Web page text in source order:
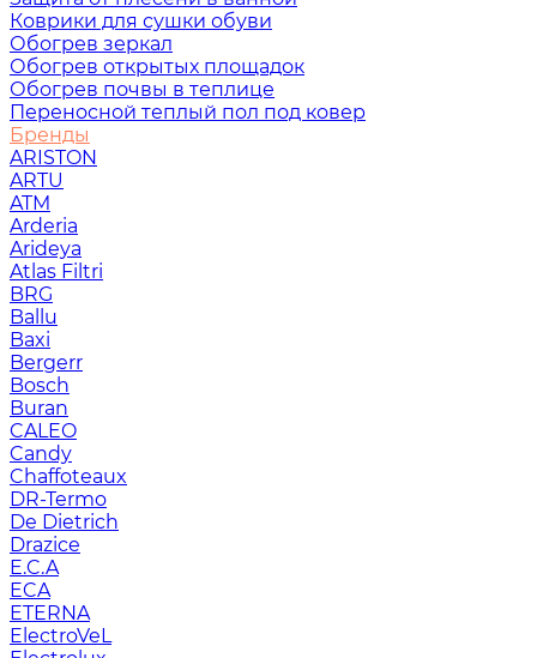
Коврики для сушки обуви
Обогрев зеркал
Обогрев открытых площадок
Обогрев почвы в теплице
Переносной теплый пол под ковер
Бренды
ARISTON
ARTU
ATM
Arderia
Arideya
Atlas Filtri
BRG
Ballu
Baxi
Bergerr
Bosch
Buran
CALEO
Candy
Chaffoteaux
DR-Termo
De Dietrich
Drazice
E.C.A
ECA
ETERNA
ElectroVeL